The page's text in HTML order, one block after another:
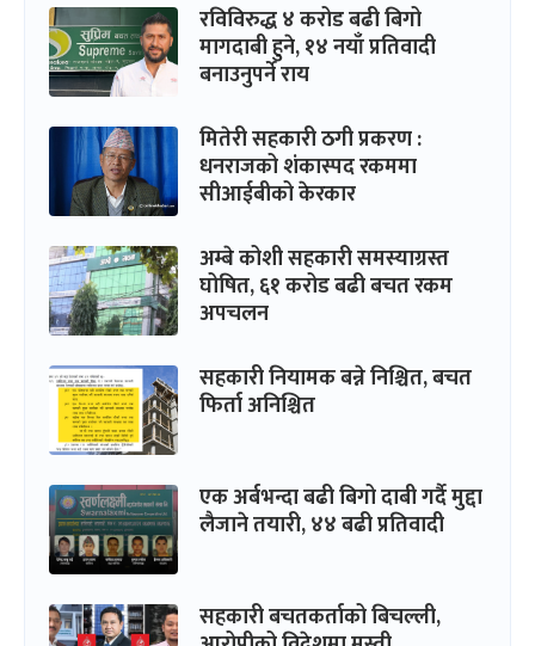
रविविरुद्ध ४ करोड बढी बिगो
मागदाबी हुने, १४ नयाँ प्रतिवादी
बनाउनुपर्ने राय
मितेरी सहकारी ठगी प्रकरण :
धनराजको शंकास्पद रकममा
सीआईबीको केरकार
अम्बे कोशी सहकारी समस्याग्रस्त
घोषित, ६१ करोड बढी बचत रकम
अपचलन
सहकारी नियामक बन्ने निश्चित, बचत
फिर्ता अनिश्चित
एक अर्बभन्दा बढी बिगो दाबी गर्दै मुद्दा
लैजाने तयारी, ४४ बढी प्रतिवादी
सहकारी बचतकर्ताको बिचल्ली,